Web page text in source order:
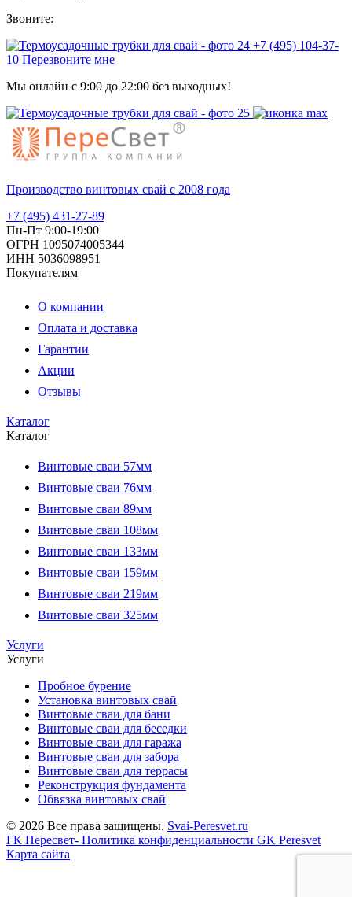
Звоните:
+7 (495) 104-37-
10 Перезвоните мне
Мы онлайн с 9:00 до 22:00 без выходных!
Производство винтовых свай с 2008 года
+7 (495) 431-27-89
Пн-Пт 9:00-19:00
ОГРН 1095074005344
ИНН 5036098951
Покупателям
О компании
Оплата и доставка
Гарантии
Акции
Отзывы
Каталог
Каталог
Винтовые сваи 57мм
Винтовые сваи 76мм
Винтовые сваи 89мм
Винтовые сваи 108мм
Винтовые сваи 133мм
Винтовые сваи 159мм
Винтовые сваи 219мм
Винтовые сваи 325мм
Услуги
Услуги
Пробное бурение
Установка винтовых свай
Винтовые сваи для бани
Винтовые сваи для беседки
Винтовые сваи для гаража
Винтовые сваи для забора
Винтовые сваи для террасы
Реконструкция фундамента
Обвязка винтовых свай
© 2026 Все права защищены. Svai-Peresvet.ru
ГК Пересвет- Политика конфиденциальности GK Peresvet
Карта сайта